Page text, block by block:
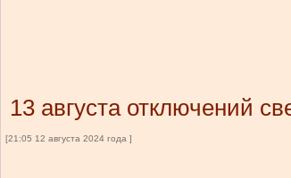
13 августа отключений
[21:05 12 августа 2024 года ]